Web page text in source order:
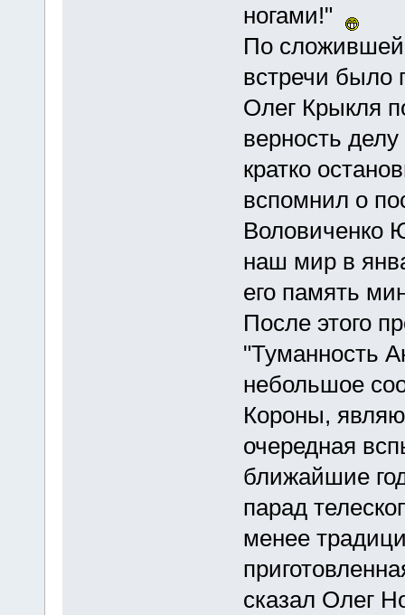
ногами!"
По
встречи было
Олег Крыкля
верность
кратко
вспомнил о
Воловиченко
наш мир в
его память
После этого
"Туманность
небольшое
Короны,
очередная
ближайшие
парад
менее
сказал Олег